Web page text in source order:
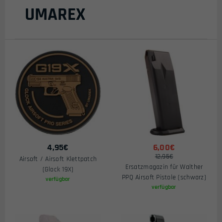
Preis
UMAREX
4,95€
Airsoft / Airsoft Klettpatch
(Glock 19X)
verfügbar
6,00€
12,95€
Ersatzmagazin für Walther
PPQ Airsoft Pistole (schwarz)
verfügbar